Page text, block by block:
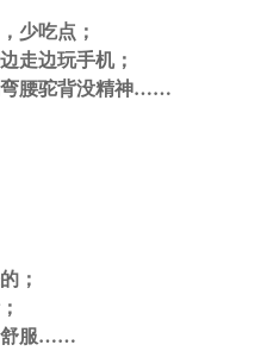
少吃点；
走边玩手机；
腰驼背没精神……
；
舒服……